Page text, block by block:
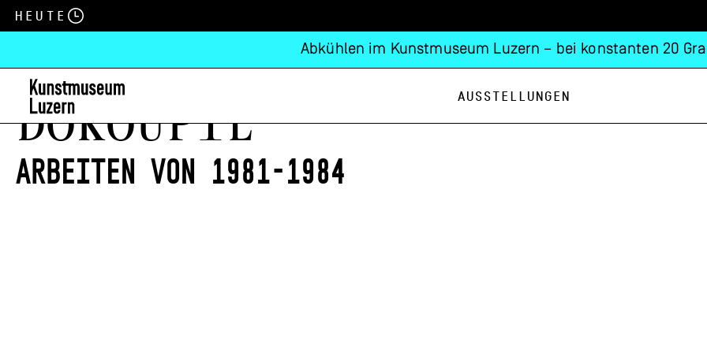
Heute
Abkühlen im Kunstmuseum Luzern – bei konstanten 20
Ausstellungen
Dokoupil
Arbeiten von 1981-1984